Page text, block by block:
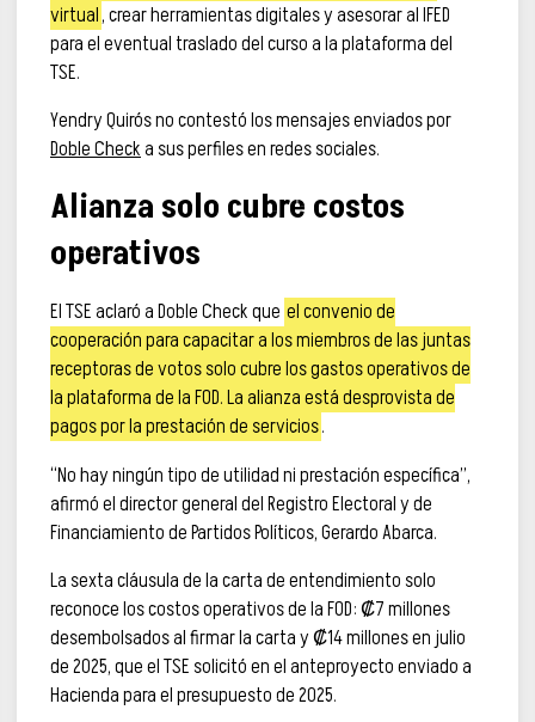
virtual, crear herramientas digitales y asesorar al IFED
para el eventual traslado del curso a la plataforma del
TSE.
Yendry Quirós no contestó los mensajes enviados por
Doble Checka sus perfiles en redes sociales.
Alianza solo cubre costos
operativos
El TSE aclaró a Doble Check que el convenio de
cooperación para capacitar a los miembros de las juntas
receptoras de votos solo cubre los gastos operativos de
la plataforma de la FOD. La alianza está desprovista de
pagos por la prestación de servicios.
“No hay ningún tipo de utilidad ni prestación específica”,
afirmó el director general del Registro Electoral y de
Financiamiento de Partidos Políticos, Gerardo Abarca.
La sexta cláusula de la carta de entendimiento solo
reconoce los costos operativos de la FOD: ₡7 millones
desembolsados al firmar la carta y ₡14 millones en julio
de 2025, que el TSE solicitó en el anteproyecto enviado a
Hacienda para el presupuesto de 2025.